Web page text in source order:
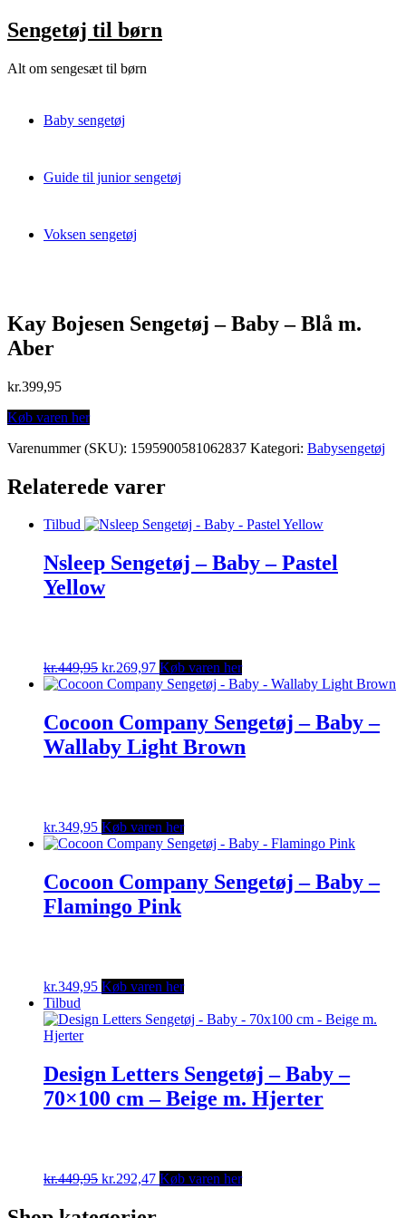
Skip
to
Sengetøj til børn
Alt om sengesæt til børn
Baby sengetøj
Guide til junior sengetøj
Voksen sengetøj
Kay Bojesen Sengetøj – Baby – Blå m.
Aber
kr.399,95
Køb varen her
Varenummer (SKU): 1595900581062837 Kategori: Babysengetøj
Relaterede varer
Tilbud
Nsleep Sengetøj – Baby – Pastel
Yellow
kr.449,95 Original
price
kr.449,95.
kr.269,97Current
price
Køb varen her
Cocoon Company Sengetøj – Baby –
Wallaby Light Brown
kr.349,95 Køb varen her
Cocoon Company Sengetøj – Baby –
Flamingo Pink
kr.349,95 Køb varen her
Tilbud
Design Letters Sengetøj – Baby –
70×100 cm – Beige m. Hjerter
kr.449,95 Original
was:
kr.292,47Current
Køb varen her